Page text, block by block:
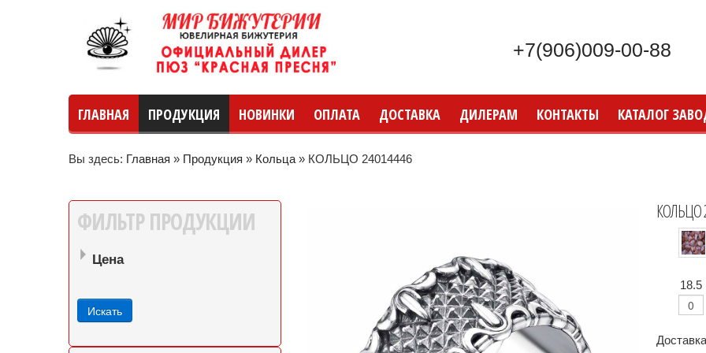
+7(906)009-00-88
ГЛАВНАЯ ПРОДУКЦИЯ НОВИНКИ ОПЛАТА ДОСТАВКА ДИЛЕРАМ КОНТАКТЫ КАТАЛОГ
Вы здесь: Главная » Продукция » Кольца » КОЛЬЦО 24014446
ФИЛЬТР ПРОДУКЦИИ
Цена
КОЛЬЦО
18.5